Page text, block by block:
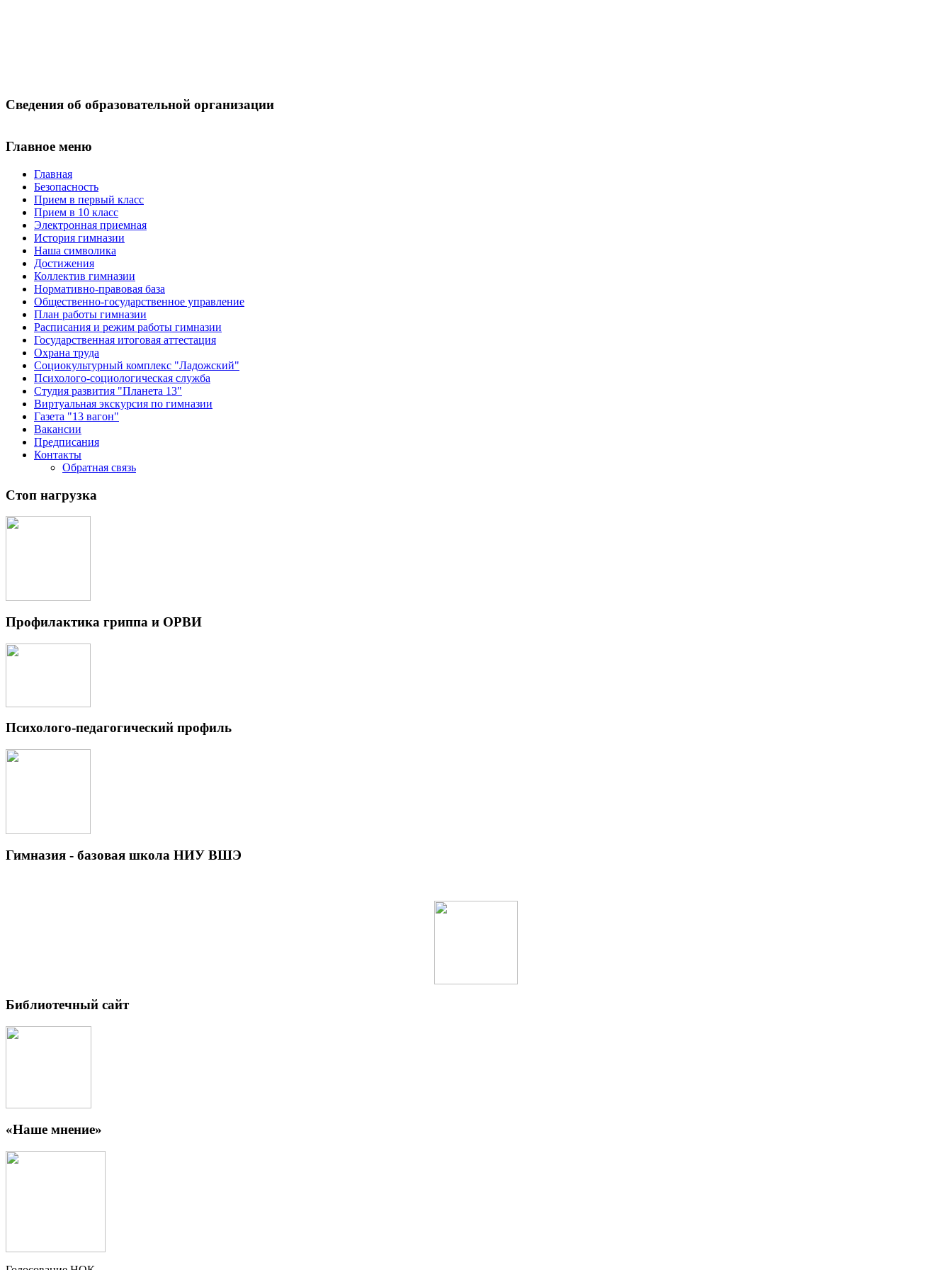
Сведения об образовательной организации
Главное меню
Главная
Безопасность
Прием в первый класс
Прием в 10 класс
Электронная приемная
История гимназии
Наша символика
Достижения
Коллектив гимназии
Нормативно-правовая база
Общественно-государственное управление
План работы гимназии
Расписания и режим работы гимназии
Государственная итоговая аттестация
Охрана труда
Социокультурный комплекс "Ладожский"
Психолого-социологическая служба
Студия развития "Планета 13"
Виртуальная экскурсия по гимназии
Газета "13 вагон"
Вакансии
Предписания
Контакты
Обратная связь
Стоп нагрузка
Профилактика гриппа и ОРВИ
Психолого-педагогический профиль
Гимназия - базовая школа НИУ ВШЭ
Библиотечный сайт
«Наше мнение»